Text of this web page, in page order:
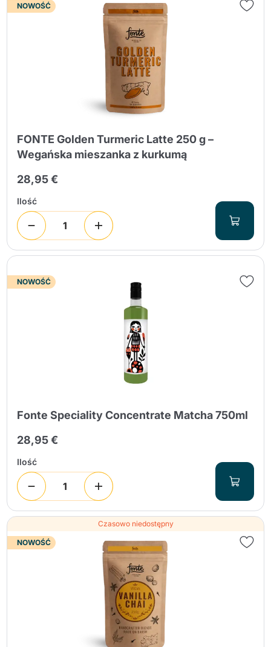
NOWOŚĆ
FONTE Golden Turmeric Latte 250 g –
Wegańska mieszanka z kurkumą
28,95 €
Ilość
NOWOŚĆ
Fonte Speciality Concentrate Matcha 750ml
28,95 €
Ilość
Czasowo niedostępny
NOWOŚĆ